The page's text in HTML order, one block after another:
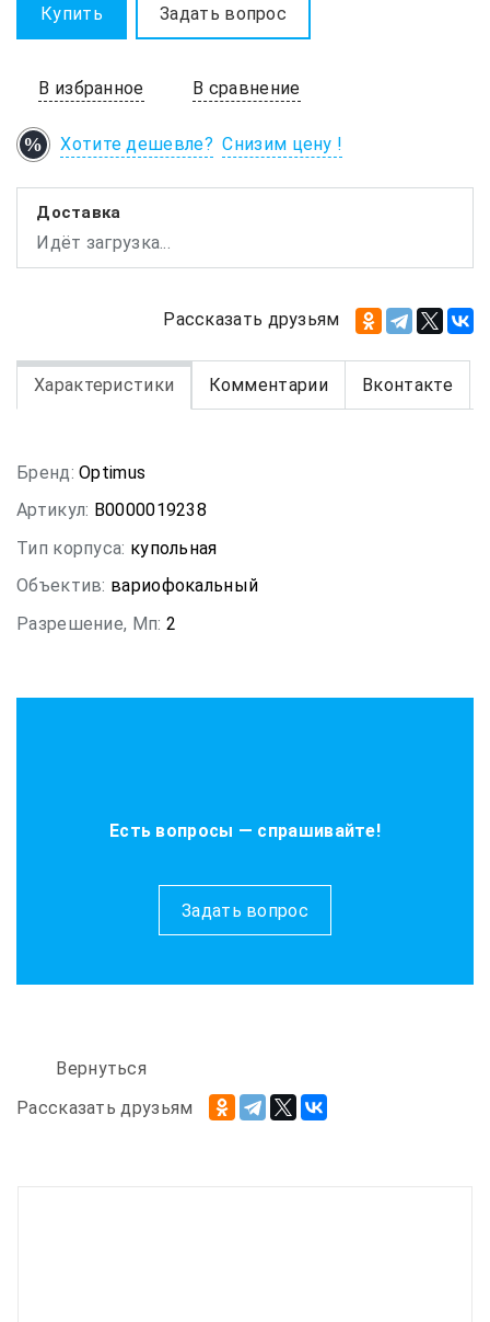
Купить Задать вопрос
В избранное В сравнение
Хотите дешевле? Снизим цену !
Доставка
Идёт загрузка...
Рассказать друзьям
Характеристики Комментарии Вконтакте
Бренд: Optimus
Артикул: В0000019238
Тип корпуса: купольная
Объектив: вариофокальный
Разрешение, Мп: 2
Есть вопросы — спрашивайте!
Задать вопрос
Вернуться
Рассказать друзьям